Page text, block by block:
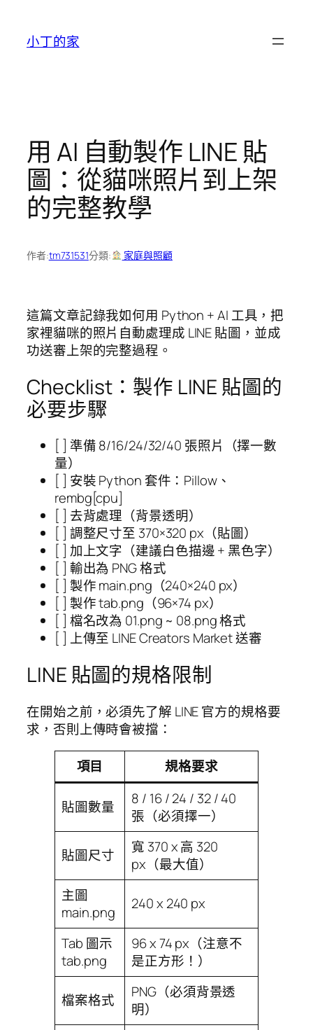
小丁的家
用 AI 自動製作 LINE 貼
圖：從貓咪照片到上架
的完整教學
作者:tm731531分類: 家庭與照顧
這篇文章記錄我如何用 Python + AI 工具，把
家裡貓咪的照片自動處理成 LINE 貼圖，並成
功送審上架的完整過程。
Checklist：製作 LINE 貼圖的
必要步驟
[ ] 準備 8/16/24/32/40 張照片（擇一數
量）
[ ] 安裝 Python 套件：Pillow、
rembg[cpu]
[ ] 去背處理（背景透明）
[ ] 調整尺寸至 370×320 px（貼圖）
[ ] 加上文字（建議白色描邊 + 黑色字）
[ ] 輸出為 PNG 格式
[ ] 製作 main.png（240×240 px）
[ ] 製作 tab.png（96×74 px）
[ ] 檔名改為 01.png ~ 08.png 格式
[ ] 上傳至 LINE Creators Market 送審
LINE 貼圖的規格限制
在開始之前，必須先了解 LINE 官方的規格要
求，否則上傳時會被擋：
項目 規格要求
貼圖數量
8 / 16 / 24 / 32 / 40
張（必須擇一）
貼圖尺寸
寬 370 x 高 320
px（最大值）
主圖
main.png
240 x 240 px
Tab 圖示
tab.png
96 x 74 px（注意不
是正方形！）
檔案格式
PNG（必須背景透
明）